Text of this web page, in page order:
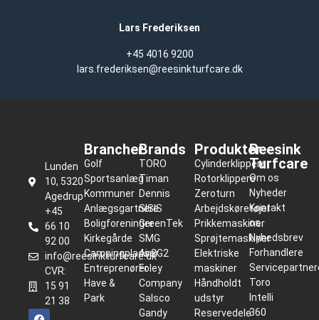
Lars Frederiksen
+45 4016 9200
lars.frederiksen@reesinkturfcare.dk
Lunden
10, 5320
Agedrup
+45
66 10
92 00
info@reesinkturfcare.dk
CVR:
15 91
21 38
Brancher
Golf
Sportsanlæg
Kommuner
Anlægsgartnere
Boligforeninger
Kirkegårde
Campingpladser
Entreprenører
Have &
Park
Brands
TORO
Timan
Dennis
SISIS
GreenTek
SMG
Air2G2
Foley
Company
Salsco
Gandy
Produkter
Cylinderklippere
Rotorklippere
Zeroturn
Arbejdskøretøjer
Prikkemaskiner
Sprøjtemaskiner
Elektriske
maskiner
Håndholdt
udstyr
Reservedele
Reesink
Turfcare
Om os
Nyheder
Kontakt
os
Nyhedsbrev
Forhandlere
Toro
Intelli
360